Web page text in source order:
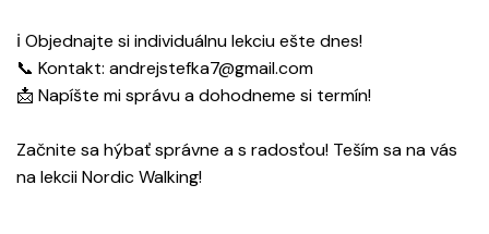
ℹ Objednajte si individuálnu lekciu ešte dnes!
📞 Kontakt: andrejstefka7@gmail.com
📩 Napíšte mi správu a dohodneme si termín!
Začnite sa hýbať správne a s radosťou! Teším sa na vás
na lekcii Nordic Walking!